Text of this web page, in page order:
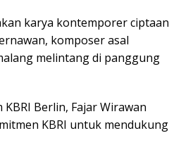
karya kontemporer ciptaan
komposer asal
melintang di panggung
Berlin, Fajar Wirawan
KBRI untuk mendukung